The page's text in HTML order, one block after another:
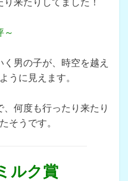
～
男の子が、時空を越え
うに見えます。
何度も行ったり来たり
そうです。
ルク賞